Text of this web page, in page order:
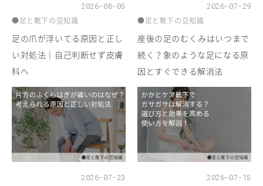
2026-08-05
●足と靴下の豆知識
足の爪が浮いてる原因と正し
い対処法｜自己判断せず皮膚
科へ
2026-07-29
●足と靴下の豆知識
産後の足のむくみはいつまで
続く？象のような足になる原
因とすぐできる解消法
2026-07-23 2026-07-15